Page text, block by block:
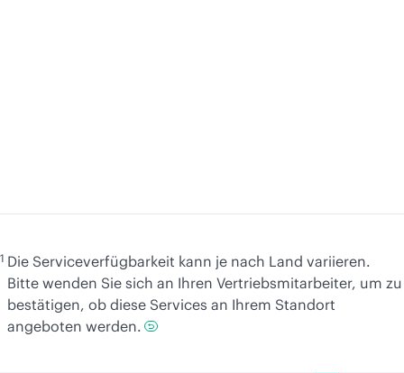
1 Die Serviceverfügbarkeit kann je nach Land variieren.
Bitte wenden Sie sich an Ihren Vertriebsmitarbeiter, um zu
bestätigen, ob diese Services an Ihrem Standort
angeboten werden.